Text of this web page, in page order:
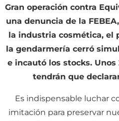
Gran operación contra
una denuncia de la
la industria cosmética, el
la gendarmería cerró
e incautó los stocks.
tendrán que
Es indispensable luchar
imitación para preservar